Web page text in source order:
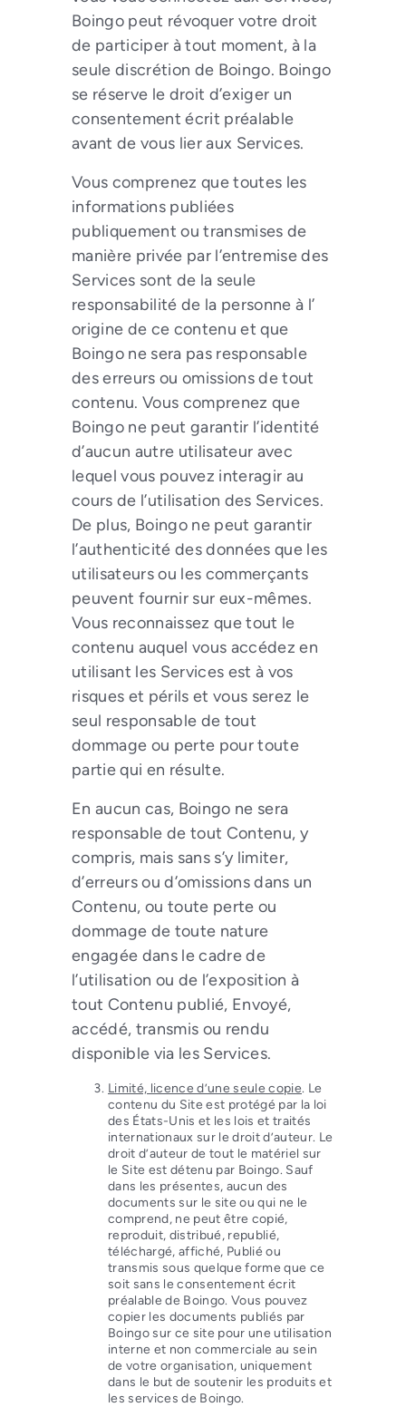
Boingo peut révoquer votre droit
de participer à tout moment, à la
seule discrétion de Boingo. Boingo
se réserve le droit d’exiger un
consentement écrit préalable
avant de vous lier aux Services.
Vous comprenez que toutes les
informations publiées
publiquement ou transmises de
manière privée par l’entremise des
Services sont de la seule
responsabilité de la personne à l’
origine de ce contenu et que
Boingo ne sera pas responsable
des erreurs ou omissions de tout
contenu. Vous comprenez que
Boingo ne peut garantir l’identité
d’aucun autre utilisateur avec
lequel vous pouvez interagir au
cours de l’utilisation des Services.
De plus, Boingo ne peut garantir
l’authenticité des données que les
utilisateurs ou les commerçants
peuvent fournir sur eux-mêmes.
Vous reconnaissez que tout le
contenu auquel vous accédez en
utilisant les Services est à vos
risques et périls et vous serez le
seul responsable de tout
dommage ou perte pour toute
partie qui en résulte.
En aucun cas, Boingo ne sera
responsable de tout Contenu, y
compris, mais sans s’y limiter,
d’erreurs ou d’omissions dans un
Contenu, ou toute perte ou
dommage de toute nature
engagée dans le cadre de
l’utilisation ou de l’exposition à
tout Contenu publié, Envoyé,
accédé, transmis ou rendu
disponible via les Services.
Limité, licence d’une seule copie. Le
contenu du Site est protégé par la loi
des États-Unis et les lois et traités
internationaux sur le droit d’auteur. Le
droit d’auteur de tout le matériel sur
le Site est détenu par Boingo. Sauf
dans les présentes, aucun des
documents sur le site ou qui ne le
comprend, ne peut être copié,
reproduit, distribué, republié,
téléchargé, affiché, Publié ou
transmis sous quelque forme que ce
soit sans le consentement écrit
préalable de Boingo. Vous pouvez
copier les documents publiés par
Boingo sur ce site pour une utilisation
interne et non commerciale au sein
de votre organisation, uniquement
dans le but de soutenir les produits et
les services de Boingo.